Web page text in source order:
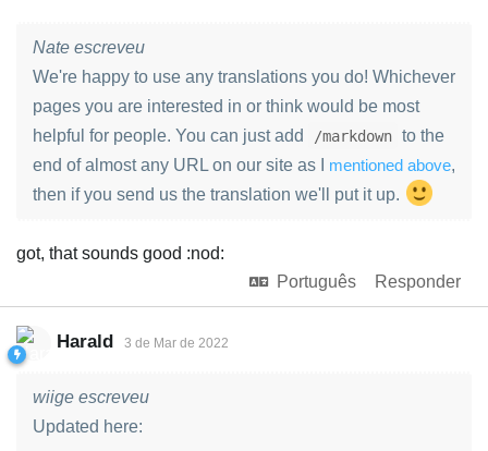
Nate escreveu
We're happy to use any translations you do! Whichever
pages you are interested in or think would be most
helpful for people. You can just add
/markdown to the
end of almost any URL on our site as I mentioned above,
then if you send us the translation we'll put it up.
got, that sounds good :nod:
Português
Responder
Harald 3 de Mar de 2022
wiige escreveu
Updated here: